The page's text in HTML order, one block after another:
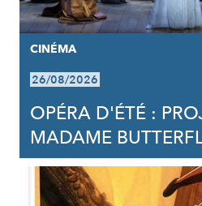
CINÉMA
26/08/2026
OPÉRA D'ÉTÉ :
MADAME